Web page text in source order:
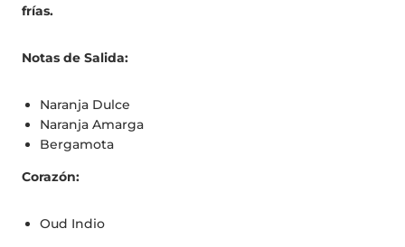
frías.
Notas de Salida:
Naranja Dulce
Naranja Amarga
Bergamota
Corazón:
Oud Indio